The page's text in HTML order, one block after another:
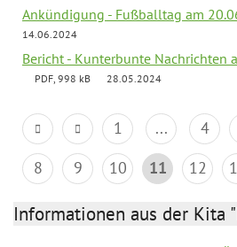
Ankündigung - Fußballtag am
14.06.2024
Bericht - Kunterbunte Nachrichten
PDF, 998 kB 28.05.2024
1 ... 4
8
9 10 11 12
Informationen aus der Kita